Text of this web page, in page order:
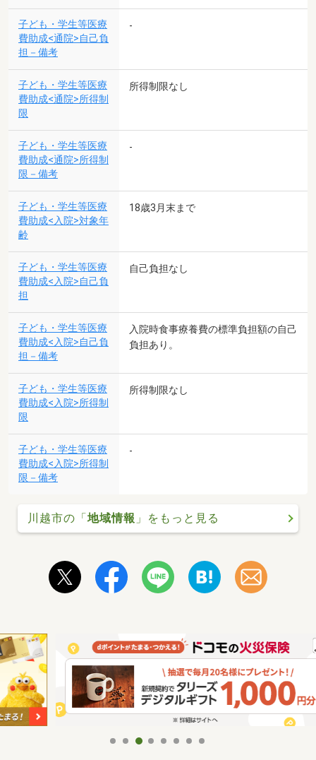
子ども・学生等医療
費助成<通院>自己負
担－備考
-
子ども・学生等医療
費助成<通院>所得制
限
所得制限なし
子ども・学生等医療
費助成<通院>所得制
限－備考
-
子ども・学生等医療
費助成<入院>対象年
齢
18歳3月末まで
子ども・学生等医療
費助成<入院>自己負
担
自己負担なし
子ども・学生等医療
費助成<入院>自己負
担－備考
入院時食事療養費の標準負担額の自己
負担あり。
子ども・学生等医療
費助成<入院>所得制
限
所得制限なし
子ども・学生等医療
費助成<入院>所得制
限－備考
-
川越市の「地域情報 」をもっと見る